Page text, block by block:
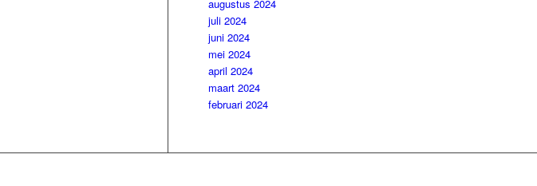
augustus 2024
juli 2024
juni 2024
mei 2024
april 2024
maart 2024
februari 2024